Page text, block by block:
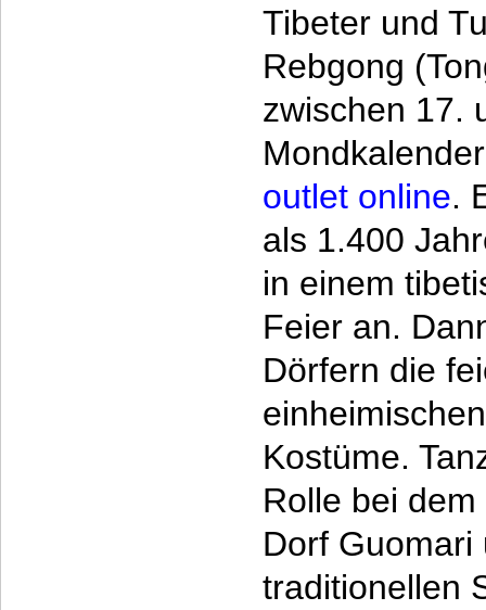
Tibeter und
Rebgong
zwischen 17.
outlet online.
als 1.400
in einem
Feier an.
Dörfern die
Kostüme.
Rolle bei
Dorf
traditionellen